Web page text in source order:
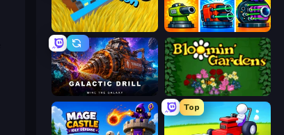
Harvesting Season Pumpkin Defense: Merge Cannon
Galactic Drill Blooming Gardens
Top